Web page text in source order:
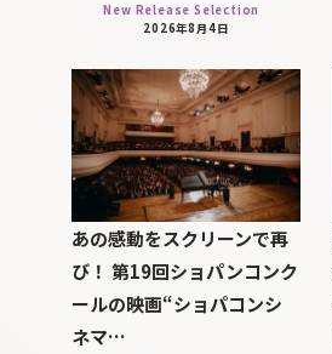
New Release Selection
2026年8月4日
あの感動をスクリーンで再
び！ 第19回ショパンコンク
ールの映画“ショパコンシ
ネマ…